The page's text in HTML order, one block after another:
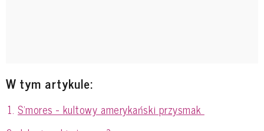
W tym artykule:
S'mores - kultowy amerykański przysmak